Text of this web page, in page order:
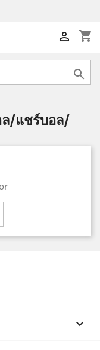
shopping_cart


/แชร์บอล/
